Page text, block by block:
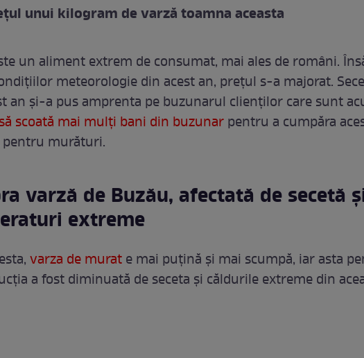
unui kilogram de varză toamna aceasta
un aliment extrem de consumat, mai ales de români.
meteorologie din acest an, prețul s-a majorat.
an și-a pus amprenta pe buzunarul clienților care sunt
scoată mai mulți bani din buzunarpentru a cumpăra
murături.
varză de Buzău, afectată de secetă
extreme
varza de murate mai puțină și mai scumpă, iar asta
a fost diminuată de seceta și căldurile extreme din